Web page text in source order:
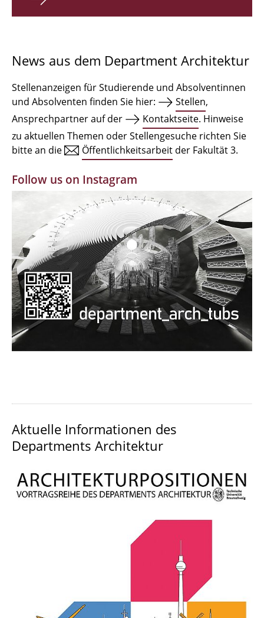
Qualifikationsprofil
Institute
Einrichtungen
Zeichensäle
MBW | Modellbauwerkstatt
Alumni | cloud club
Dokumente und Downloads
News aus dem Department Architektur
Stellenanzeigen für Studierende und Absolventinnen
und Absolventen finden Sie hier:
Stellen,
Ansprechpartner auf der
Kontaktseite. Hinweise
zu aktuellen Themen oder Stellengesuche richten Sie
bitte an die
Öffentlichkeitsarbeit der Fakultät 3.
Follow us on Instagram
Aktuelle Informationen des
Departments Architektur